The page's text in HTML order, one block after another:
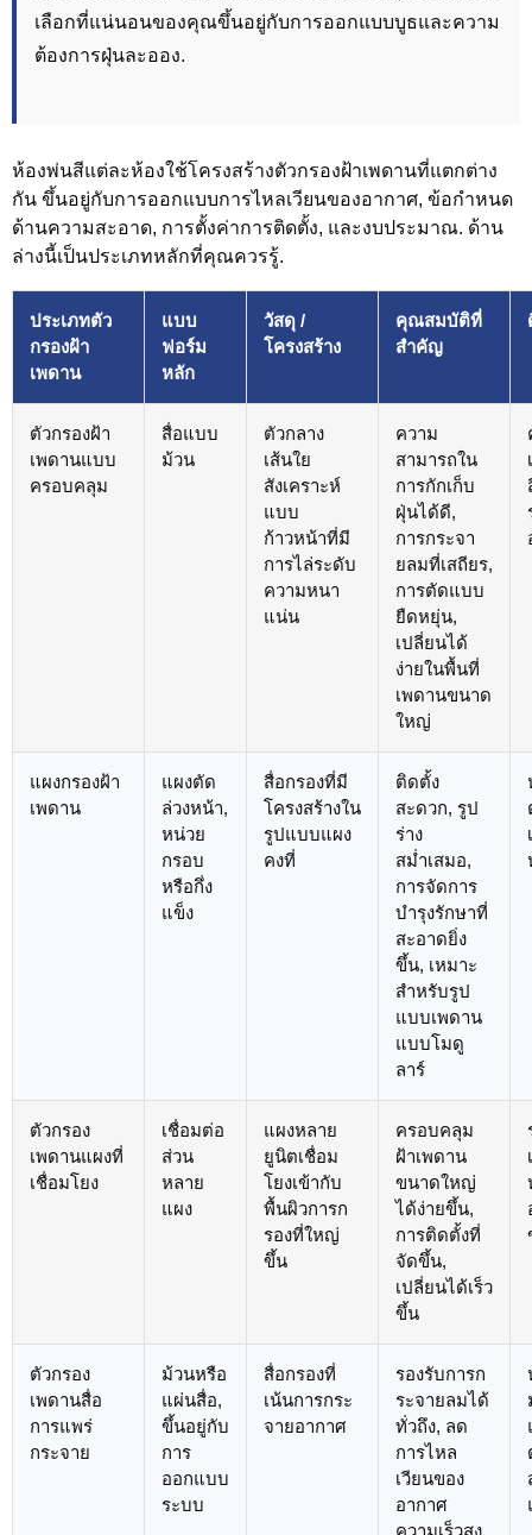
เลือกที่แน่นอนของคุณขึ้นอยู่กับการออกแบบบูธและความ
ต้องการฝุ่นละออง.
ห้องพ่นสีแต่ละห้องใช้โครงสร้างตัวกรองฝ้าเพดานที่แตกต่าง
กัน ขึ้นอยู่กับการออกแบบการไหลเวียนของอากาศ, ข้อกำหนด
ด้านความสะอาด, การตั้งค่าการติดตั้ง, และงบประมาณ. ด้าน
ล่างนี้เป็นประเภทหลักที่คุณควรรู้.
ประเภทตัว
กรองฝ้า
เพดาน
แบบ
ฟอร์ม
หลัก
วัสดุ /
โครงสร้าง
คุณสมบัติที่
สำคัญ
ตัวกรองฝ้า
เพดานแบบ
ครอบคลุม
สื่อแบบ
ม้วน
ตัวกลาง
เส้นใย
สังเคราะห์
แบบ
ก้าวหน้าที่มี
การไล่ระดับ
ความหนา
แน่น
ความ
สามารถใน
การกักเก็บ
ฝุ่นได้ดี,
การกระจา
ยลมที่เสถียร,
การตัดแบบ
ยืดหยุ่น,
เปลี่ยนได้
ง่ายในพื้นที่
เพดานขนาด
ใหญ่
แผงกรองฝ้า
เพดาน
แผงตัด
ล่วงหน้า,
หน่วย
กรอบ
หรือกึ่ง
แข็ง
สื่อกรองที่มี
โครงสร้างใน
รูปแบบแผง
คงที่
ติดตั้ง
สะดวก, รูป
ร่าง
สม่ำเสมอ,
การจัดการ
บำรุงรักษาที่
สะอาดยิ่ง
ขึ้น, เหมาะ
สำหรับรูป
แบบเพดาน
แบบโมดู
ลาร์
ตัวกรอง
เพดานแผงที่
เชื่อมโยง
เชื่อมต่อ
ส่วน
หลาย
แผง
แผงหลาย
ยูนิตเชื่อม
โยงเข้ากับ
พื้นผิวการก
รองที่ใหญ่
ขึ้น
ครอบคลุม
ฝ้าเพดาน
ขนาดใหญ่
ได้ง่ายขึ้น,
การติดตั้งที่
จัดขึ้น,
เปลี่ยนได้เร็ว
ขึ้น
ตัวกรอง
เพดานสื่อ
การแพร่
กระจาย
ม้วนหรือ
แผ่นสื่อ,
ขึ้นอยู่กับ
การ
ออกแบบ
ระบบ
สื่อกรองที่
เน้นการกระ
จายอากาศ
รองรับการก
ระจายลมได้
ทั่วถึง, ลด
การไหล
เวียนของ
อากาศ
ความเร็วสูง